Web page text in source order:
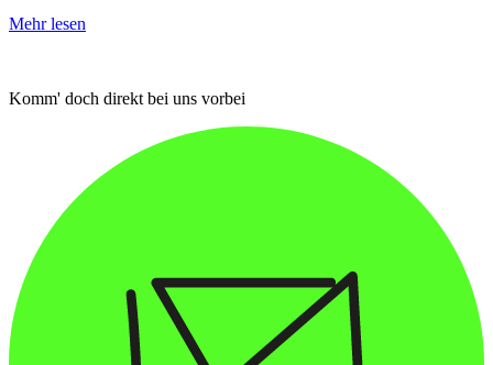
Mehr lesen
Komm' doch direkt bei uns vorbei